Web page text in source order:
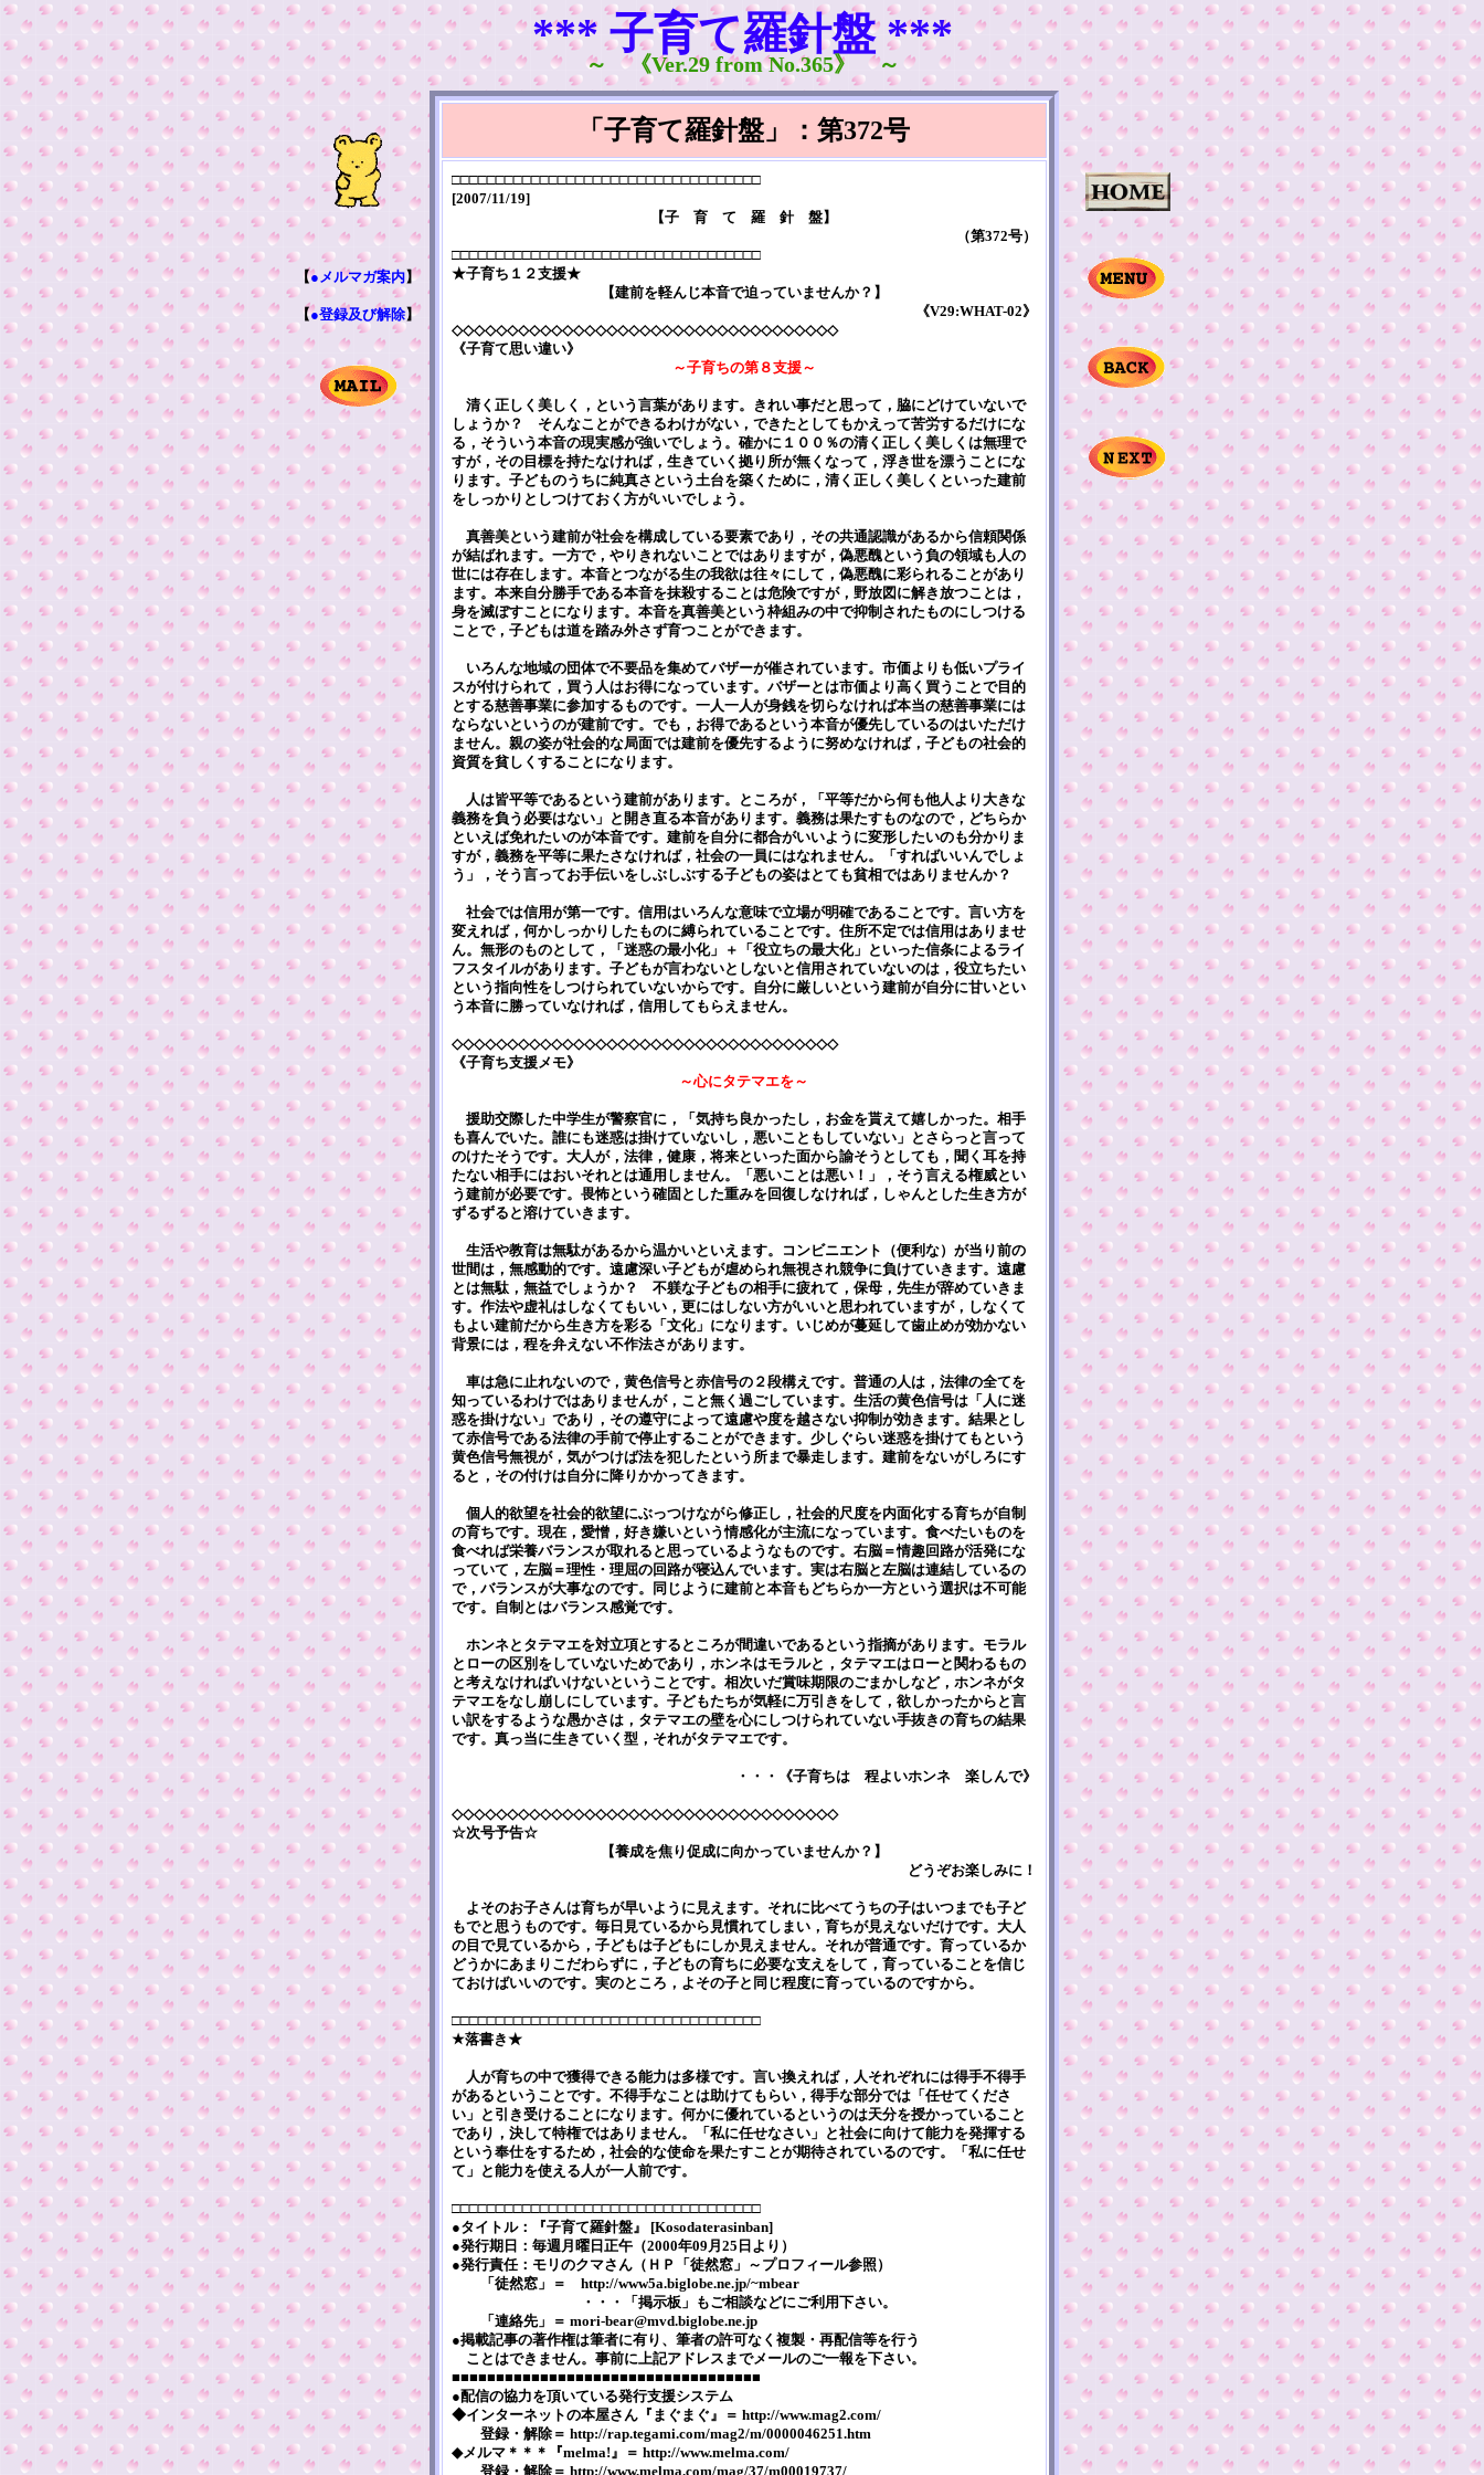
*** 子育て羅針盤 ***
～ 《Ver.29 from No.365》 ～
【●メルマガ案内】
【●登録及び解除】
「子育て羅針盤」：第372号
□□□□□□□□□□□□□□□□□□□□□□□□□□□□□□□□□□□
[2007/11/19]
【子 育 て 羅 針 盤】
（第372号）
□□□□□□□□□□□□□□□□□□□□□□□□□□□□□□□□□□□
★子育ち１２支援★
【建前を軽んじ本音で迫っていませんか？】
《V29:WHAT-02》
◇◇◇◇◇◇◇◇◇◇◇◇◇◇◇◇◇◇◇◇◇◇◇◇◇◇◇◇◇◇◇◇◇◇◇
《子育て思い違い》
～子育ちの第８支援～
清く正しく美しく，という言葉があります。きれい事だと思って，脇にどけていないで
しょうか？ そんなことができるわけがない，できたとしてもかえって苦労するだけにな
る，そういう本音の現実感が強いでしょう。確かに１００％の清く正しく美しくは無理で
すが，その目標を持たなければ，生きていく拠り所が無くなって，浮き世を漂うことにな
ります。子どものうちに純真さという土台を築くために，清く正しく美しくといった建前
をしっかりとしつけておく方がいいでしょう。
真善美という建前が社会を構成している要素であり，その共通認識があるから信頼関係
が結ばれます。一方で，やりきれないことではありますが，偽悪醜という負の領域も人の
世には存在します。本音とつながる生の我欲は往々にして，偽悪醜に彩られることがあり
ます。本来自分勝手である本音を抹殺することは危険ですが，野放図に解き放つことは，
身を滅ぼすことになります。本音を真善美という枠組みの中で抑制されたものにしつける
ことで，子どもは道を踏み外さず育つことができます。
いろんな地域の団体で不要品を集めてバザーが催されています。市価よりも低いプライ
スが付けられて，買う人はお得になっています。バザーとは市価より高く買うことで目的
とする慈善事業に参加するものです。一人一人が身銭を切らなければ本当の慈善事業には
ならないというのが建前です。でも，お得であるという本音が優先しているのはいただけ
ません。親の姿が社会的な局面では建前を優先するように努めなければ，子どもの社会的
資質を貧しくすることになります。
人は皆平等であるという建前があります。ところが，「平等だから何も他人より大きな
義務を負う必要はない」と開き直る本音があります。義務は果たすものなので，どちらか
といえば免れたいのが本音です。建前を自分に都合がいいように変形したいのも分かりま
すが，義務を平等に果たさなければ，社会の一員にはなれません。「すればいいんでしょ
う」，そう言ってお手伝いをしぶしぶする子どもの姿はとても貧相ではありませんか？
社会では信用が第一です。信用はいろんな意味で立場が明確であることです。言い方を
変えれば，何かしっかりしたものに縛られていることです。住所不定では信用はありませ
ん。無形のものとして，「迷惑の最小化」＋「役立ちの最大化」といった信条によるライ
フスタイルがあります。子どもが言わないとしないと信用されていないのは，役立ちたい
という指向性をしつけられていないからです。自分に厳しいという建前が自分に甘いとい
う本音に勝っていなければ，信用してもらえません。
◇◇◇◇◇◇◇◇◇◇◇◇◇◇◇◇◇◇◇◇◇◇◇◇◇◇◇◇◇◇◇◇◇◇◇
《子育ち支援メモ》
～心にタテマエを～
援助交際した中学生が警察官に，「気持ち良かったし，お金を貰えて嬉しかった。相手
も喜んでいた。誰にも迷惑は掛けていないし，悪いこともしていない」とさらっと言って
のけたそうです。大人が，法律，健康，将来といった面から諭そうとしても，聞く耳を持
たない相手にはおいそれとは通用しません。「悪いことは悪い！」，そう言える権威とい
う建前が必要です。畏怖という確固とした重みを回復しなければ，しゃんとした生き方が
ずるずると溶けていきます。
生活や教育は無駄があるから温かいといえます。コンビニエント（便利な）が当り前の
世間は，無感動的です。遠慮深い子どもが虐められ無視され競争に負けていきます。遠慮
とは無駄，無益でしょうか？ 不躾な子どもの相手に疲れて，保母，先生が辞めていきま
す。作法や虚礼はしなくてもいい，更にはしない方がいいと思われていますが，しなくて
もよい建前だから生き方を彩る「文化」になります。いじめが蔓延して歯止めが効かない
背景には，程を弁えない不作法さがあります。
車は急に止れないので，黄色信号と赤信号の２段構えです。普通の人は，法律の全てを
知っているわけではありませんが，こと無く過ごしています。生活の黄色信号は「人に迷
惑を掛けない」であり，その遵守によって遠慮や度を越さない抑制が効きます。結果とし
て赤信号である法律の手前で停止することができます。少しぐらい迷惑を掛けてもという
黄色信号無視が，気がつけば法を犯したという所まで暴走します。建前をないがしろにす
ると，その付けは自分に降りかかってきます。
個人的欲望を社会的欲望にぶっつけながら修正し，社会的尺度を内面化する育ちが自制
の育ちです。現在，愛憎，好き嫌いという情感化が主流になっています。食べたいものを
食べれば栄養バランスが取れると思っているようなものです。右脳＝情趣回路が活発にな
っていて，左脳＝理性・理屈の回路が寝込んでいます。実は右脳と左脳は連結しているの
で，バランスが大事なのです。同じように建前と本音もどちらか一方という選択は不可能
です。自制とはバランス感覚です。
ホンネとタテマエを対立項とするところが間違いであるという指摘があります。モラル
とローの区別をしていないためであり，ホンネはモラルと，タテマエはローと関わるもの
と考えなければいけないということです。相次いだ賞味期限のごまかしなど，ホンネがタ
テマエをなし崩しにしています。子どもたちが気軽に万引きをして，欲しかったからと言
い訳をするような愚かさは，タテマエの壁を心にしつけられていない手抜きの育ちの結果
です。真っ当に生きていく型，それがタテマエです。
・・・《子育ちは 程よいホンネ 楽しんで》
◇◇◇◇◇◇◇◇◇◇◇◇◇◇◇◇◇◇◇◇◇◇◇◇◇◇◇◇◇◇◇◇◇◇◇
☆次号予告☆
【養成を焦り促成に向かっていませんか？】
どうぞお楽しみに！
よそのお子さんは育ちが早いように見えます。それに比べてうちの子はいつまでも子ど
もでと思うものです。毎日見ているから見慣れてしまい，育ちが見えないだけです。大人
の目で見ているから，子どもは子どもにしか見えません。それが普通です。育っているか
どうかにあまりこだわらずに，子どもの育ちに必要な支えをして，育っていることを信じ
ておけばいいのです。実のところ，よその子と同じ程度に育っているのですから。
□□□□□□□□□□□□□□□□□□□□□□□□□□□□□□□□□□□
★落書き★
人が育ちの中で獲得できる能力は多様です。言い換えれば，人それぞれには得手不得手
があるということです。不得手なことは助けてもらい，得手な部分では「任せてくださ
い」と引き受けることになります。何かに優れているというのは天分を授かっていること
であり，決して特権ではありません。「私に任せなさい」と社会に向けて能力を発揮する
という奉仕をするため，社会的な使命を果たすことが期待されているのです。「私に任せ
て」と能力を使える人が一人前です。
□□□□□□□□□□□□□□□□□□□□□□□□□□□□□□□□□□□
●タイトル：『子育て羅針盤』 [Kosodaterasinban]
●発行期日：毎週月曜日正午（2000年09月25日より）
●発行責任：モリのクマさん（ＨＰ「徒然窓」～プロフィール参照）
「徒然窓」＝ http://www5a.biglobe.ne.jp/~mbear
・・・「掲示板」もご相談などにご利用下さい。
「連絡先」＝ mori-bear@mvd.biglobe.ne.jp
●掲載記事の著作権は筆者に有り、筆者の許可なく複製・再配信等を行う
ことはできません。事前に上記アドレスまでメールのご一報を下さい。
■■■■■■■■■■■■■■■■■■■■■■■■■■■■■■■■■■■
●配信の協力を頂いている発行支援システム
◆インターネットの本屋さん『まぐまぐ』＝ http://www.mag2.com/
登録・解除＝ http://rap.tegami.com/mag2/m/0000046251.htm
◆メルマ＊＊＊『melma!』＝ http://www.melma.com/
登録・解除＝ http://www.melma.com/mag/37/m00019737/